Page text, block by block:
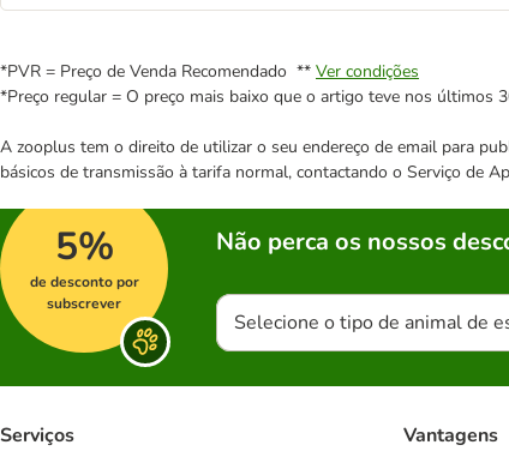
*PVR = Preço de Venda Recomendado ** Ver condições
*Preço regular = O preço mais baixo que o artigo teve nos últimos
A zooplus tem o direito de utilizar o seu endereço de email para
básicos de transmissão à tarifa normal, contactando o Serviço de
5%
de desconto por
subscrever
Não perca os nossos
Selecione o tipo de animal de
Serviços Vantagens